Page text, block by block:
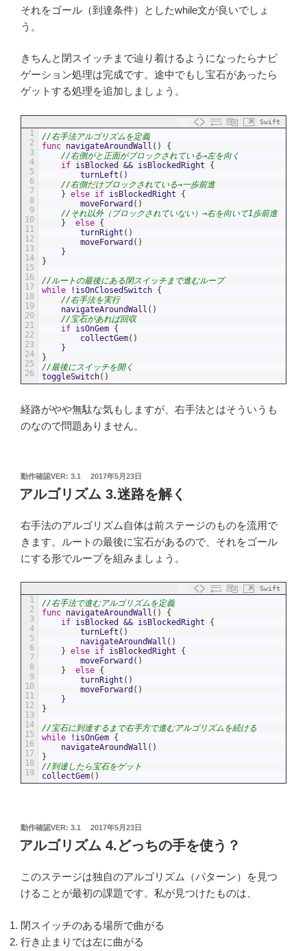
それをゴール（到達条件）としたwhile文が良いでしょ
う。
きちんと閉スイッチまで辿り着けるようになったらナビ
ゲーション処理は完成です。途中でもし宝石があったら
ゲットする処理を追加しましょう。
Swift
1
2
3
4
5
6
7
8
9
10
11
12
13
14
15
16
17
18
19
20
21
22
23
24
25
26
//右手法アルゴリズムを定義
func navigateAroundWall ( )
{
//右側がと正面がブロックされている→左を向く
if isBlocked && isBlockedRight
{
turnLeft ( )
//右側だけブロックされている→一歩前進
} else if isBlockedRight
{
moveForward ( )
//それ以外（ブロックされていない）→右を向いて1歩前進
}
else {
turnRight ( )
moveForward ( )
}
}
//ルートの最後にある閉スイッチまで進むループ
while
! isOnClosedSwitch {
//右手法を実行
navigateAroundWall ( )
//宝石があれば回収
if isOnGem {
collectGem( )
}
}
//最後にスイッチを開く
toggleSwitch( )
経路がやや無駄な気もしますが、右手法とはそういうも
のなので問題ありません。
動作確認VER: 3.1
投
稿
日:
2017年5月23日
アルゴリズム 3.迷路を解く
右手法のアルゴリズム自体は前ステージのものを流用で
きます。ルートの最後に宝石があるので、それをゴール
にする形でループを組みましょう。
Swift
1
2
3
4
5
6
7
8
9
10
11
12
13
14
15
16
17
18
19
//右手法で進むアルゴリズムを定義
func navigateAroundWall ( )
{
if isBlocked && isBlockedRight
{
turnLeft ( )
navigateAroundWall ( )
} else if isBlockedRight
{
moveForward ( )
}
else {
turnRight ( )
moveForward ( )
}
}
//宝石に到達するまで右手方で進むアルゴリズムを続ける
while
! isOnGem {
navigateAroundWall ( )
}
//到達したら宝石をゲット
collectGem( )
動作確認VER: 3.1
投
稿
日:
2017年5月23日
アルゴリズム 4.どっちの手を使う？
このステージは独自のアルゴリズム（パターン）を見つ
けることが最初の課題です。私が見つけたものは、
閉スイッチのある場所で曲がる
行き止まりでは左に曲がる